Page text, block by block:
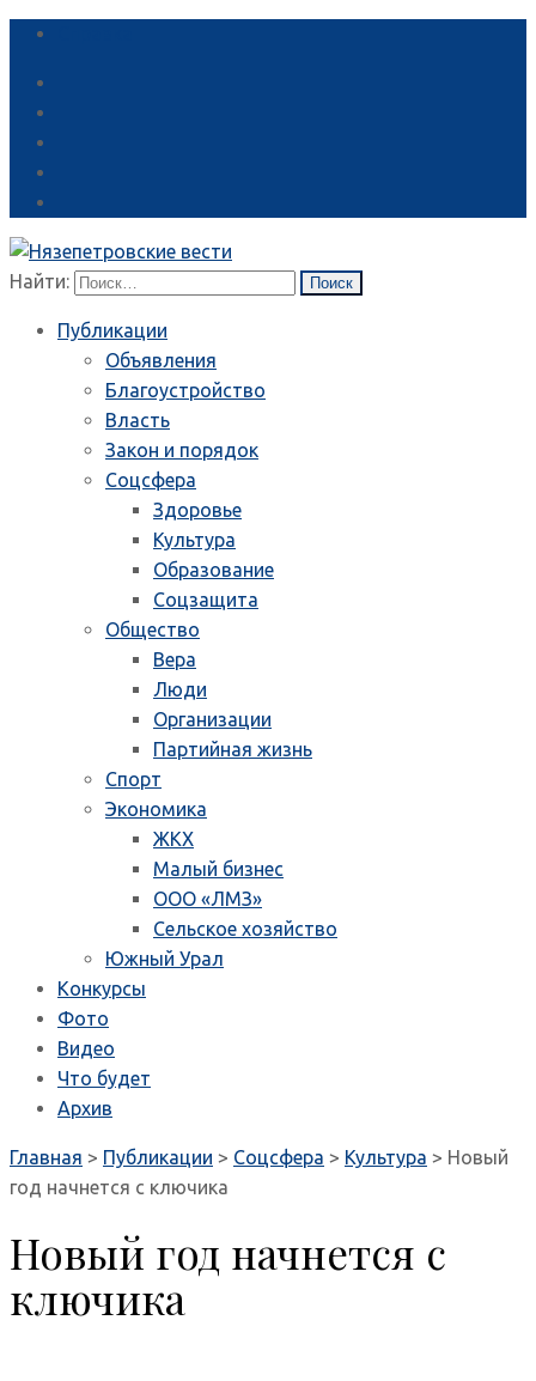
Найти:
Публикации
Объявления
Благоустройство
Власть
Закон и порядок
Соцсфера
Здоровье
Культура
Образование
Соцзащита
Общество
Вера
Люди
Организации
Партийная жизнь
Спорт
Экономика
ЖКХ
Малый бизнес
ООО «ЛМЗ»
Сельское хозяйство
Южный Урал
Конкурсы
Фото
Видео
Что будет
Архив
Главная > Публикации > Соцсфера > Культура > Новый
год начнется с ключика
Новый год начнется с
ключика